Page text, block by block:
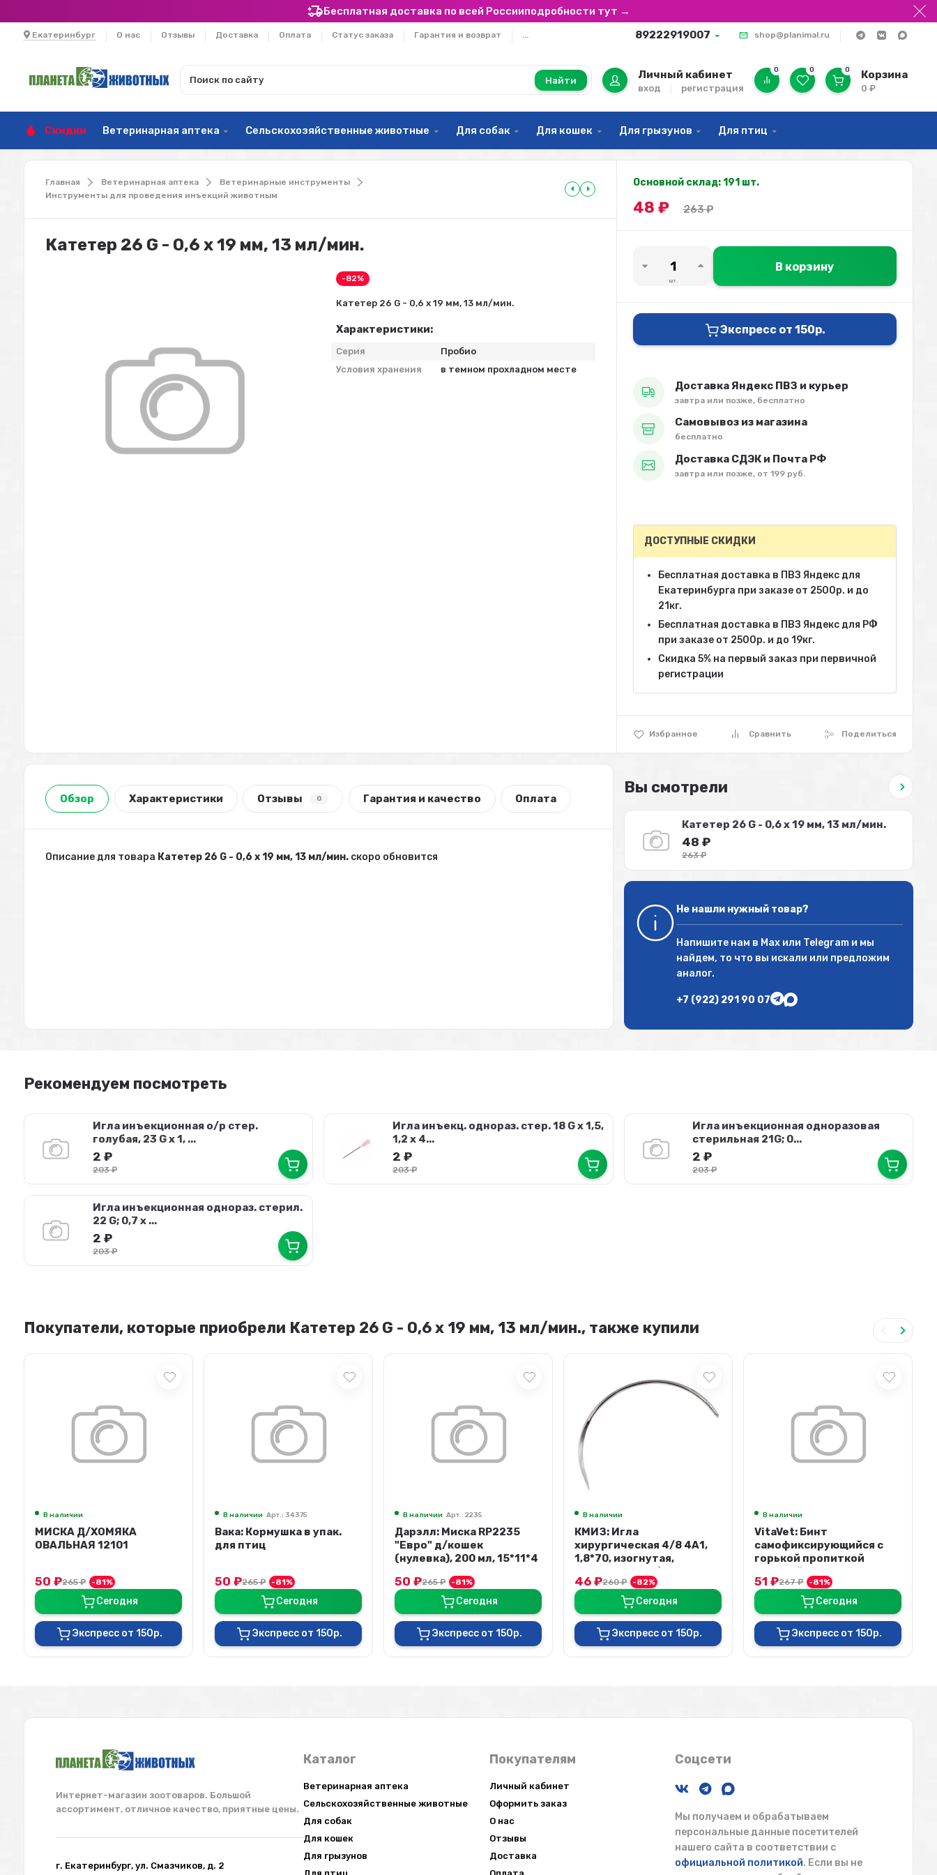
Бесплатная доставка по всей Россииподробности тут →
Екатеринбург О нас Отзывы Доставка Оплата Статус заказа Гарантия и возврат ... 89222919007 shop@planimal.ru
Найти Личный кабинет
вход регистрация
0 0 0 Корзина
0₽
Скидки Ветеринарная аптека Сельскохозяйственные животные Для собак Для кошек Для грызунов Для птиц
Главная Ветеринарная аптека
Ветеринарные инструменты
Инструменты для проведения инъекций животным
Катетер 26 G - 0,6 х 19 мм, 13 мл/мин.
-82%
Катетер 26 G - 0,6 х 19 мм, 13 мл/мин.
Характеристики:
Серия
Пробио
Условия хранения
в темном прохладном месте
Основной склад: 191 шт.
48 ₽ 263₽
шт.
В корзину
Экспресс от 150р.
Доставка Яндекс ПВЗ и курьер
завтра или позже, бесплатно
Самовывоз из магазина
бесплатно
Доставка СДЭК и Почта РФ
завтра или позже, от 199 руб.
Избранное Сравнить Поделиться
ДОСТУПНЫЕ СКИДКИ
Бесплатная доставка в ПВЗ Яндекс для
Екатеринбурга при заказе от 2500р. и до
21кг.
Бесплатная доставка в ПВЗ Яндекс для РФ
при заказе от 2500р. и до 19кг.
Скидка 5% на первый заказ при первичной
регистрации
Обзор Характеристики Отзывы 0 Гарантия и качество Оплата
Описание для товара Катетер 26 G - 0,6 х 19 мм, 13 мл/мин. скоро обновится
Вы смотрели
Катетер 26 G - 0,6 х 19 мм, 13 мл/мин.
48₽
263₽
Не нашли нужный товар?
Напишите нам в Maxили Telegramи мы
найдем, то что вы искали или предложим
аналог.
+7 (922) 291 90 07
Рекомендуем посмотреть
Игла инъекционная о/р стер.
голубая, 23 G х 1, ...
2 ₽
203₽
Игла инъекц. однораз. стер. 18 G х 1,5,
1,2 х 4...
2 ₽
203₽
Игла инъекционная одноразовая
стерильная 21G; 0...
2 ₽
203₽
Игла инъекционная однораз. стерил.
22 G; 0,7 х ...
2 ₽
203₽
Покупатели, которые приобрели Катетер 26 G - 0,6 х 19 мм, 13 мл/мин., также купили
В наличии
МИСКА Д/ХОМЯКА
ОВАЛЬНАЯ 12101
50₽265₽ -81%
Сегодня
Экспресс от 150р.
В наличии Арт.: 34375
Вака: Кормушка в упак.
для птиц
50₽265₽ -81%
Сегодня
Экспресс от 150р.
В наличии Арт.: 2235
Дарэлл: Миска RP2235
"Евро" д/кошек
(нулевка), 200 мл, 15*11*4
50₽265₽ -81%
Сегодня
Экспресс от 150р.
В наличии
КМИЗ: Игла
хирургическая 4/8 4А1,
1,8*70, изогнутая,
круглая, 10 шт/уп, цена ...
46₽260₽ -82%
Сегодня
Экспресс от 150р.
В наличии
VitaVet: Бинт
самофиксирующийся с
горькой пропиткой
цветной для животных
2,5 ...
51₽267₽ -81%
Сегодня
Экспресс от 150р.
Интернет-магазин зоотоваров. Большой
ассортимент, отличное качество, приятные цены.
г. Екатеринбург, ул. Смазчиков, д. 2
Каталог
Ветеринарная аптека
Сельскохозяйственные животные
Для собак
Для кошек
Для грызунов
Покупателям
Личный кабинет
Оформить заказ
О нас
Отзывы
Доставка
Соцсети
Мы получаем и обрабатываем
персональные данные посетителей
нашего сайта в соответствии с
официальной политикой. Если вы не